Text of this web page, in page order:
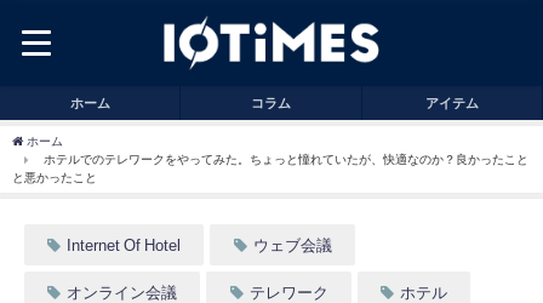
ホーム コラム アイテム
ホーム
ホテルでのテレワークをやってみた。ちょっと憧れていたが、快適なのか？良かったこと
と悪かったこと
Internet Of Hotel ウェブ会議
オンライン会議 テレワーク ホテル